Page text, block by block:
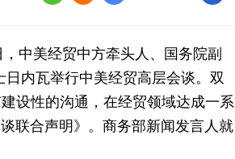
中美经贸中方牵头人、国务院副
内瓦举行中美经贸高层会谈。双
设性的沟通，在经贸领域达成一系
联合声明》。商务部新闻发言人就